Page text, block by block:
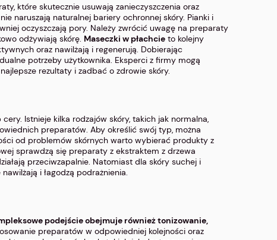
które skutecznie usuwają zanieczyszczenia oraz
naruszają naturalnej bariery ochronnej skóry. Pianki i
oczyszczają pory. Należy zwrócić uwagę na preparaty
odżywiają skórę. Maseczki w płachcie to kolejny
oraz nawilżają i regenerują. Dobierając
potrzeby użytkownika. Eksperci z firmy mogą
rezultaty i zadbać o zdrowie skóry.
Istnieje kilka rodzajów skóry, takich jak normalna,
preparatów. Aby określić swój typ, można
od problemów skórnych warto wybierać produkty z
sprawdzą się preparaty z ekstraktem z drzewa
przeciwzapalnie. Natomiast dla skóry suchej i
i łagodzą podrażnienia.
podejście obejmuje również tonizowanie,
preparatów w odpowiedniej kolejności oraz